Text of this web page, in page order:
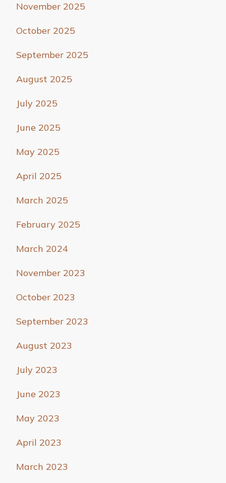
November 2025
October 2025
September 2025
August 2025
July 2025
June 2025
May 2025
April 2025
March 2025
February 2025
March 2024
November 2023
October 2023
September 2023
August 2023
July 2023
June 2023
May 2023
April 2023
March 2023